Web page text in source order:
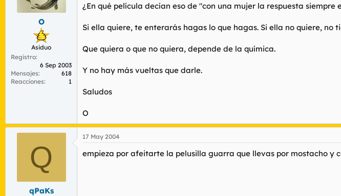
O
Asiduo
Registro
6 Sep 2003
Mensajes
618
Reacciones
1
¿En qué película decían eso de "con una mujer la respuesta
Si ella quiere, te enterarás hagas lo que hagas. Si ella no quiere, no
Que quiera o que no quiera, depende de la química.
Y no hay más vueltas que darle.
Saludos
O
Q
qPaKs
17 May 2004
empieza por afeitarte la pelusilla guarra que llevas por mostacho y